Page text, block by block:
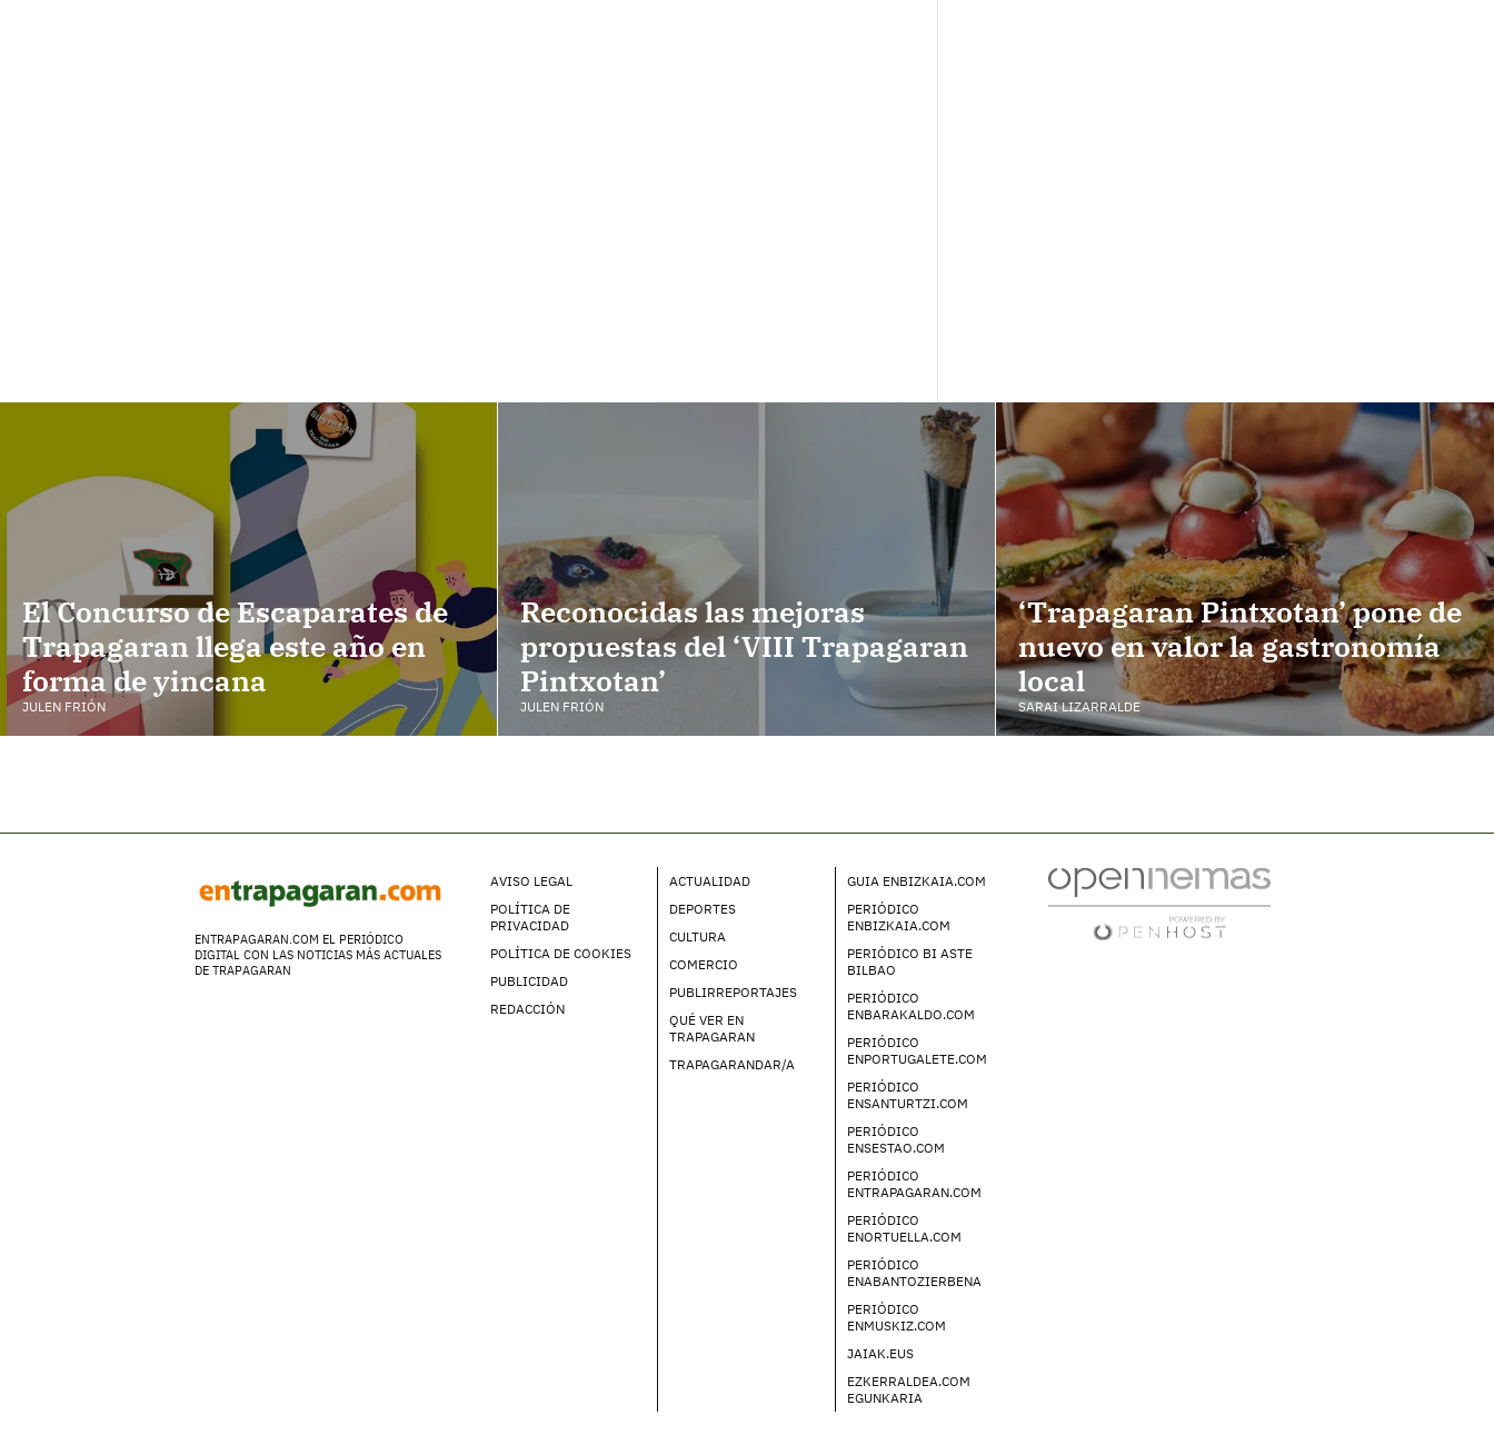
El Concurso de Escaparates de
Trapagaran llega este año en
forma de yincana
JULEN FRIÓN
Reconocidas las mejoras
propuestas del ‘VIII Trapagaran
Pintxotan’
JULEN FRIÓN
‘Trapagaran Pintxotan’ pone de
nuevo en valor la gastronomía
local
SARAI LIZARRALDE
ENTRAPAGARAN.COM EL PERIÓDICO
DIGITAL CON LAS NOTICIAS MÁS ACTUALES
DE TRAPAGARAN
AVISO LEGAL
POLÍTICA DE
PRIVACIDAD
POLÍTICA DE COOKIES
PUBLICIDAD
REDACCIÓN
ACTUALIDAD
DEPORTES
CULTURA
COMERCIO
PUBLIRREPORTAJES
QUÉ VER EN
TRAPAGARAN
TRAPAGARANDAR/A
GUIA ENBIZKAIA.COM
PERIÓDICO
ENBIZKAIA.COM
PERIÓDICO BI ASTE
BILBAO
PERIÓDICO
ENBARAKALDO.COM
PERIÓDICO
ENPORTUGALETE.COM
PERIÓDICO
ENSANTURTZI.COM
PERIÓDICO
ENSESTAO.COM
PERIÓDICO
ENTRAPAGARAN.COM
PERIÓDICO
ENORTUELLA.COM
PERIÓDICO
ENABANTOZIERBENA
PERIÓDICO
ENMUSKIZ.COM
JAIAK.EUS
EZKERRALDEA.COM
EGUNKARIA